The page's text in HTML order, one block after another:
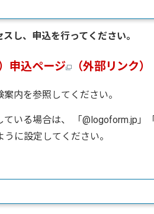
し、申込を行ってください。
申込ページ （外部リンク）
内を参照してください。
いる場合は、 「@logoform.jp」
に設定してください。